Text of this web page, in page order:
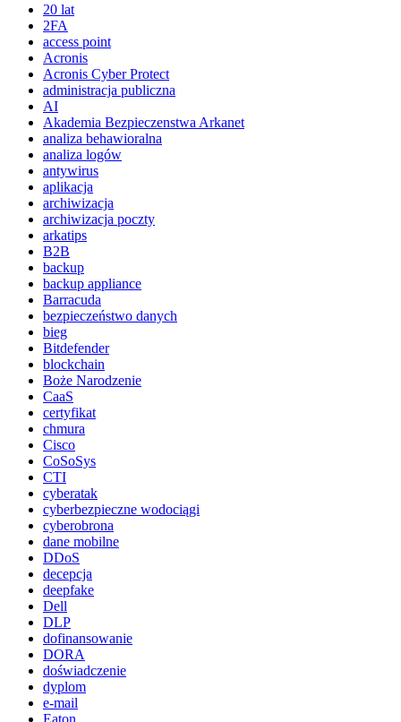
20 lat
2FA
access point
Acronis
Acronis Cyber Protect
administracja publiczna
AI
Akademia Bezpieczenstwa Arkanet
analiza behawioralna
analiza logów
antywirus
aplikacja
archiwizacja
archiwizacja poczty
arkatips
B2B
backup
backup appliance
Barracuda
bezpieczeństwo danych
bieg
Bitdefender
blockchain
Boże Narodzenie
CaaS
certyfikat
chmura
Cisco
CoSoSys
CTI
cyberatak
cyberbezpieczne wodociągi
cyberobrona
dane mobilne
DDoS
decepcja
deepfake
Dell
DLP
dofinansowanie
DORA
doświadczenie
dyplom
e-mail
Eaton